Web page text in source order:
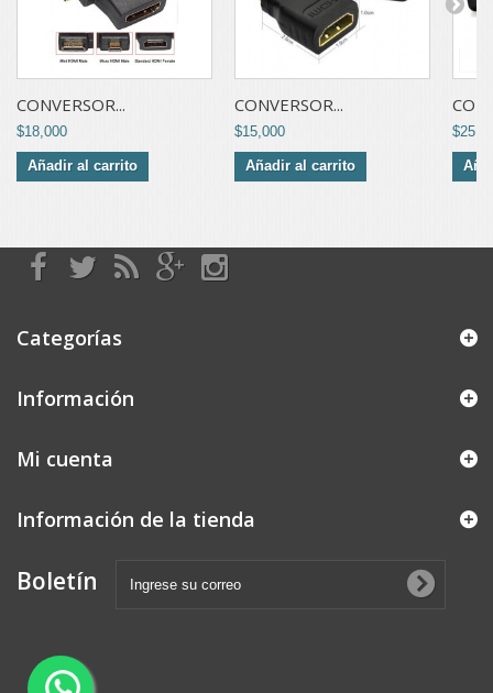
CONVERSOR...
$18,000
Añadir al carrito
CONVERSOR...
$15,000
Añadir al carrito
Categorías
Información
Mi cuenta
Información de la tienda
Boletín